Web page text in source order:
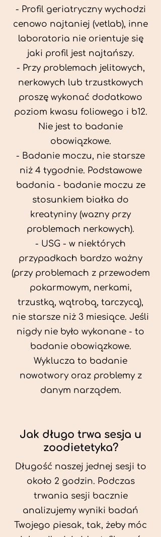
- Profil geriatryczny wychodzi
cenowo najtaniej (vetlab), inne
laboratoria nie orientuje się
jaki profil jest najtańszy.
- Przy problemach jelitowych,
nerkowych lub trzustkowych
proszę wykonać dodatkowo
poziom kwasu foliowego i b12.
Nie jest to badanie
obowiązkowe.
- Badanie moczu, nie starsze
niż 4 tygodnie. Podstawowe
badania - badanie moczu ze
stosunkiem białka do
kreatyniny (wazny przy
problemach nerkowych).
- USG - w niektórych
przypadkach bardzo ważny
(przy problemach z przewodem
pokarmowym, nerkami,
trzustką, wątrobą, tarczycą),
nie starsze niż 3 miesiące. Jeśli
nigdy nie było wykonane - to
badanie obowiązkowe.
Wyklucza to badanie
nowotwory oraz problemy z
danym narządem.
Jak długo trwa sesja u
zoodietetyka?
Długość naszej jednej sesji to
około 2 godzin. Podczas
trwania sesji bacznie
analizujemy wyniki badań
Twojego piesak, tak, żeby móc